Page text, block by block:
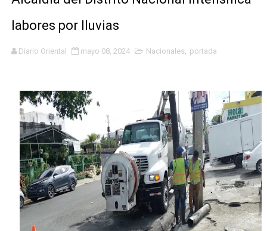
Dío Astacio revela encontró deuda de 1,723 millones
Alcaldesa Carolina Mejía inicia cambios en su
Concierto de Jay Wheeler movido al 27 de julio
Carolina Mejía es investida como Académica de
Inauguran capilla católica Virgen Desatanudos en Villa
De periodista a bachatero; Norby Montero presenta
Dominicano Edwin Martínez es designado
Centro Aeronáutico Tripulantes VIP celebra
labores por lluvias
Diario Oriental mayo 08, 2024 Nacionales, portada